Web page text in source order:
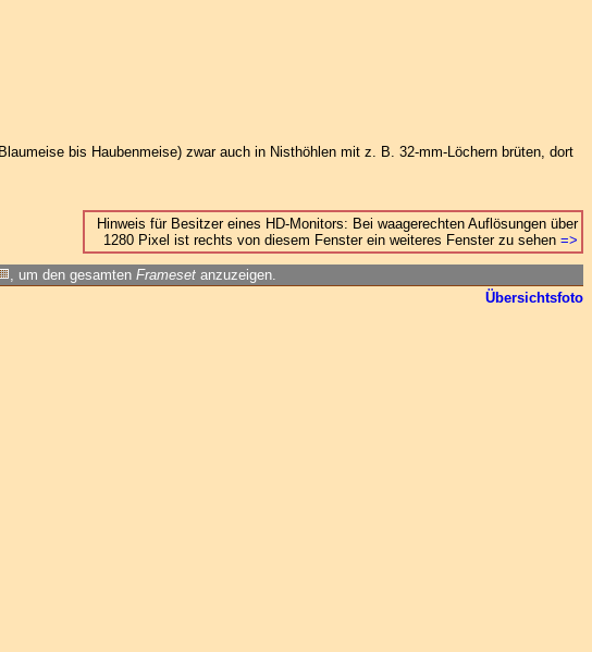
bis Haubenmeise) zwar auch in Nisthöhlen mit z. B. 32-mm-Löchern brüten, dort
Hinweis für Besitzer eines HD-Monitors: Bei waagerechten Auflösungen über
1280 Pixel ist rechts von diesem Fenster ein weiteres Fenster zu sehen =>
, um den gesamten Frameset anzuzeigen.
Übersichtsfoto